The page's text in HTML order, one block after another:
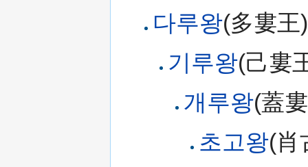
다루왕(多婁王)
기루왕(己婁
개루왕(蓋
초고왕(肖